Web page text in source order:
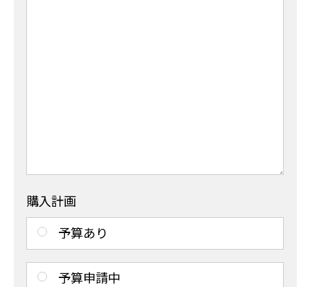
購入計画
予算あり
予算申請中